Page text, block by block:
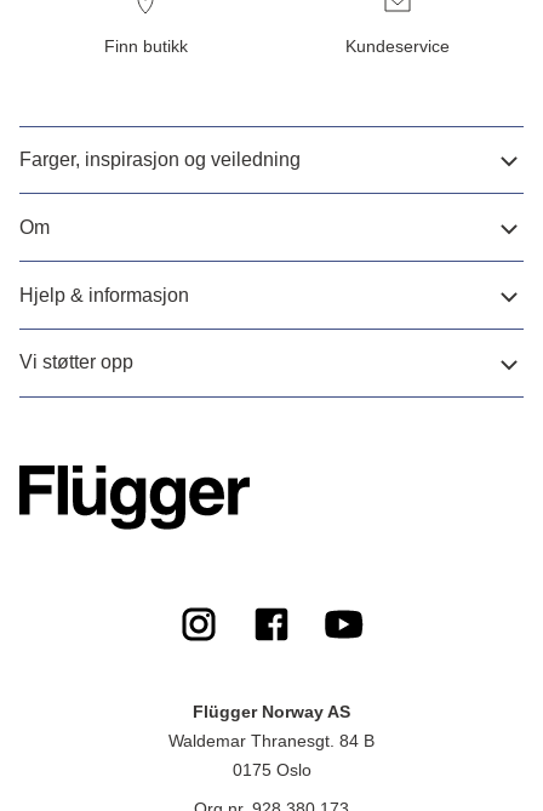
Finn butikk Kundeservice
Farger, inspirasjon og veiledning
Om
Hjelp & informasjon
Vi støtter opp
Flügger Norway AS
Waldemar Thranesgt. 84 B
0175 Oslo